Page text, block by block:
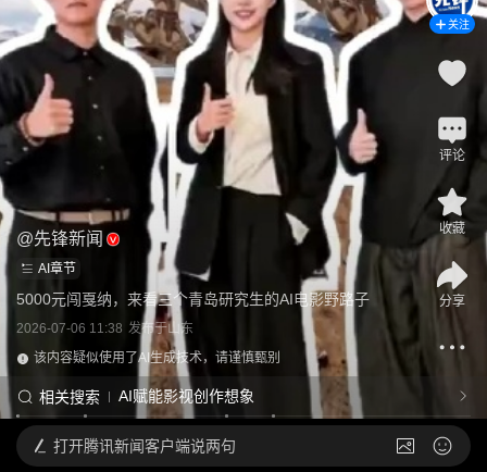
@先锋新闻
AI章节
5000元闯戛纳，来看三个青岛研究生的AI电影野路子
2026-07-06 11:38 发布于山东
该内容疑似使用了AI生成技术，请谨慎甄别
相关搜索 AI赋能影视创作想象
关注
评论
收藏
分享
打开腾讯新闻客户端说两句